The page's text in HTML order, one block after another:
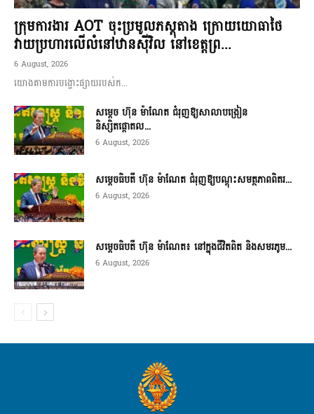
ក្រុមការងារ AOT ចុះប្រមូលភស្តុតាង ក្រោយយោធាថៃ
វាយប្រហារលើលំនៅឋានស៊ីវិល នៅខេត្តព្រ...
6 August, 2026
យោងតាមការបង្ហោះផ្សាយរបស់ក...
សម្តេច ហ៊ុន ម៉ាណែត ជំរុញឱ្យសាលាបង្រៀន
និស្សិតផ្តោតល...
6 August, 2026
សម្តេចធិបតី ហ៊ុន ម៉ាណែត ជំរុញឱ្យបណ្តុះសមត្ថភាពពិតរ...
6 August, 2026
សម្តេចធិបតី ហ៊ុន ម៉ាណែត៖ នៅក្នុងជីវិតពិត និងសមរភូម...
6 August, 2026